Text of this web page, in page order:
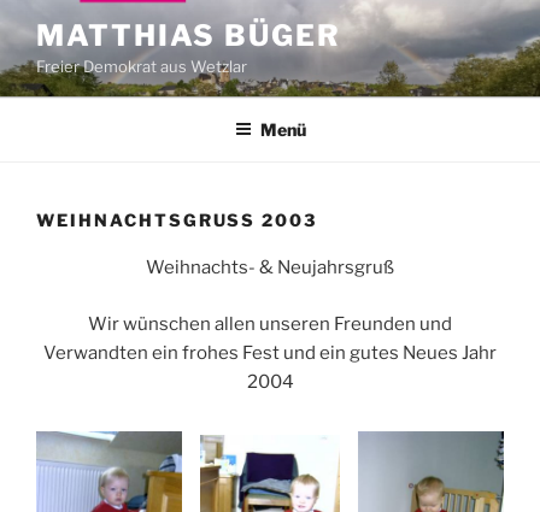
Inhalt
springen
MATTHIAS BÜGER
Freier Demokrat aus Wetzlar
Menü
WEIHNACHTSGRUSS 2003
Weihnachts- & Neujahrsgruß
Wir wünschen allen unseren Freunden und
Verwandten ein frohes Fest und ein gutes Neues Jahr
2004